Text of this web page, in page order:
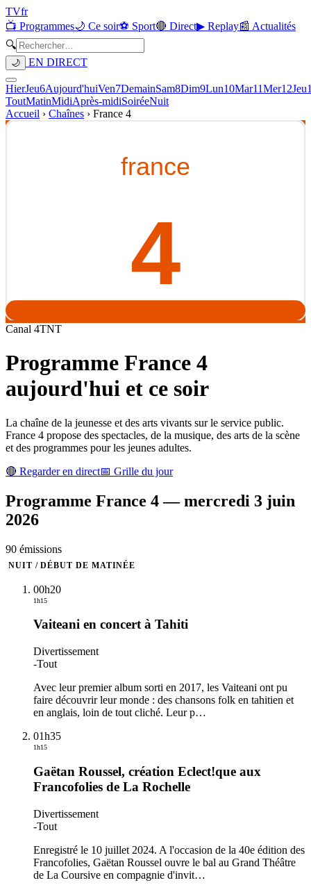
TVfr
📺 Programmes🌙 Ce soir⚽ Sport🔴 Direct▶ Replay📰 Actualités
🔍
🌙 EN DIRECT
HierJeu6Aujourd'huiVen7DemainSam8Dim9Lun10Mar11Mer12Jeu
ToutMatinMidiAprès-midiSoiréeNuit
Accueil › Chaînes › France 4
Canal 4TNT
Programme France 4
aujourd'hui et ce soir
La chaîne de la jeunesse et des arts vivants sur le service public.
France 4 propose des spectacles, de la musique, des arts de la scène
et des programmes pour les jeunes adultes.
🔴 Regarder en direct📅 Grille du jour
Programme France 4—mercredi 3 juin
2026
90 émissions
NUIT / DÉBUT DE MATINÉE
00h20
1h15
Vaiteani en concert à Tahiti
Divertissement
-Tout
Avec leur premier album sorti en 2017, les Vaiteani ont pu
faire découvrir leur monde : des chansons folk en tahitien et
en anglais, loin de tout cliché. Leur p…
01h35
1h15
Gaëtan Roussel, création Eclect!que aux
Francofolies de La Rochelle
Divertissement
-Tout
Enregistré le 10 juillet 2024. A l'occasion de la 40e édition des
Francofolies, Gaëtan Roussel ouvre le bal au Grand Théâtre
de La Coursive en compagnie d'invit…